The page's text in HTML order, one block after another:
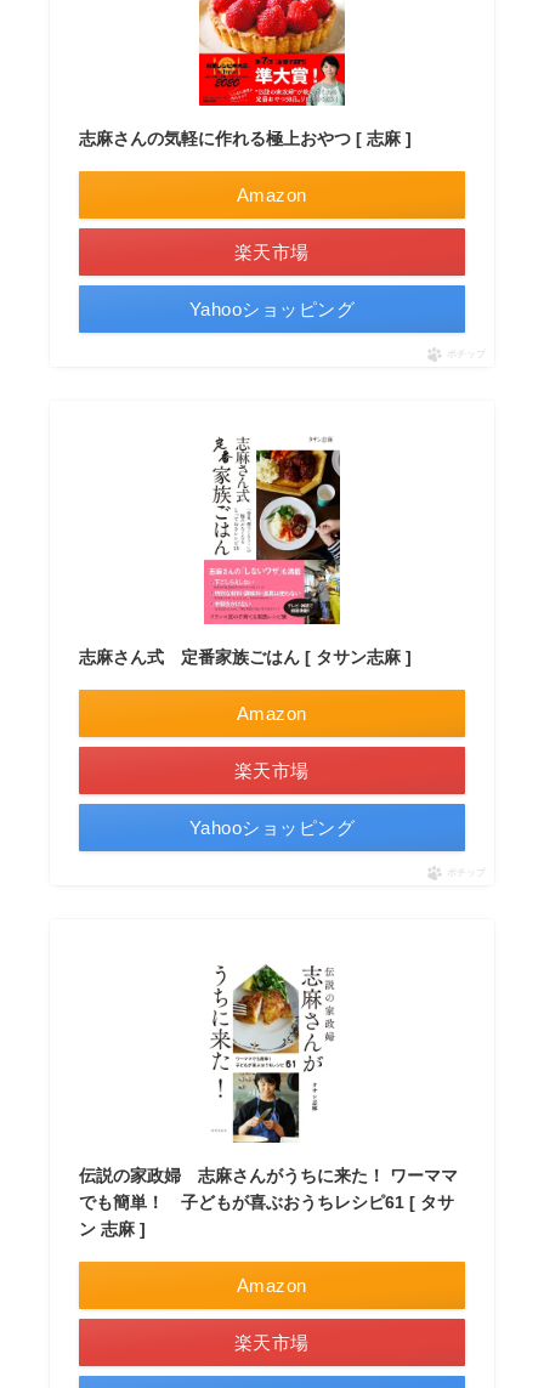
志麻さんの気軽に作れる極上おやつ [ 志麻 ]
Amazon
楽天市場
Yahooショッピング
ポチップ
志麻さん式 定番家族ごはん [ タサン志麻 ]
Amazon
楽天市場
Yahooショッピング
ポチップ
伝説の家政婦 志麻さんがうちに来た！ ワーママ
でも簡単！ 子どもが喜ぶおうちレシピ61 [ タサ
ン 志麻 ]
Amazon
楽天市場